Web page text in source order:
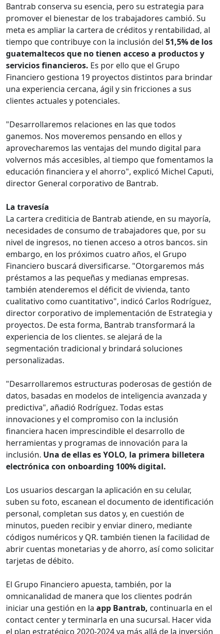
Bantrab conserva su esencia, pero su estrategia para
promover el bienestar de los trabajadores cambió. Su
meta es ampliar la cartera de créditos y rentabilidad, al
tiempo que contribuye con la inclusión del 51,5% de los
guatemaltecos que no tienen acceso a productos y
servicios financieros. Es por ello que el Grupo
Financiero gestiona 19 proyectos distintos para brindar
una experiencia cercana, ágil y sin fricciones a sus
clientes actuales y potenciales.
"Desarrollaremos relaciones en las que todos
ganemos. Nos moveremos pensando en ellos y
aprovecharemos las ventajas del mundo digital para
volvernos más accesibles, al tiempo que fomentamos la
educación financiera y el ahorro", explicó Michel Caputi,
director General corporativo de Bantrab.
La travesía
La cartera crediticia de Bantrab atiende, en su mayoría,
necesidades de consumo de trabajadores que, por su
nivel de ingresos, no tienen acceso a otros bancos. sin
embargo, en los próximos cuatro años, el Grupo
Financiero buscará diversificarse. "Otorgaremos más
préstamos a las pequeñas y medianas empresas.
también atenderemos el déficit de vivienda, tanto
cualitativo como cuantitativo", indicó Carlos Rodríguez,
director corporativo de implementación de Estrategia y
proyectos. De esta forma, Bantrab transformará la
experiencia de los clientes. se alejará de la
segmentación tradicional y brindará soluciones
personalizadas.
"Desarrollaremos estructuras poderosas de gestión de
datos, basadas en modelos de inteligencia avanzada y
predictiva", añadió Rodríguez. Todas estas
innovaciones y el compromiso con la inclusión
financiera hacen imprescindible el desarrollo de
herramientas y programas de innovación para la
inclusión. Una de ellas es YOLO, la primera billetera
electrónica con onboarding 100% digital.
Los usuarios descargan la aplicación en su celular,
suben su foto, escanean el documento de identificación
personal, completan sus datos y, en cuestión de
minutos, pueden recibir y enviar dinero, mediante
códigos numéricos y QR. también tienen la facilidad de
abrir cuentas monetarias y de ahorro, así como solicitar
tarjetas de débito.
El Grupo Financiero apuesta, también, por la
omnicanalidad de manera que los clientes podrán
iniciar una gestión en la app Bantrab, continuarla en el
contact center y terminarla en una sucursal. Hacer vida
el plan estratégico 2020-2024 va más allá de la inversión